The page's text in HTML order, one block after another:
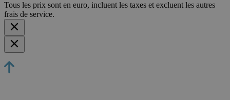
Tous les prix sont en euro, incluent les taxes et excluent les autres
frais de service.